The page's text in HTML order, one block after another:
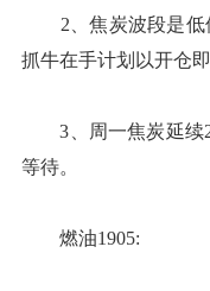
2、焦炭波段是低位
抓牛在手计划以开仓
3、周一焦炭延续
等待。
燃油1905: